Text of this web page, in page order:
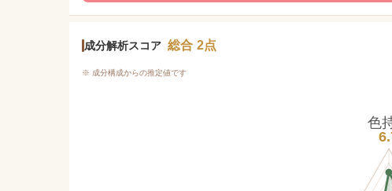
成分解析スコア 総合 2点
※ 成分構成からの推定値です
色